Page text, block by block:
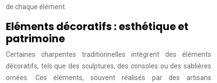
de chaque élément.
Eléments décoratifs : esthétique et
patrimoine
Certaines charpentes traditionnelles intègrent des éléments
décoratifs, tels que des sculptures, des consoles ou des sablières
ornées. Ces éléments, souvent réalisés par des artisans